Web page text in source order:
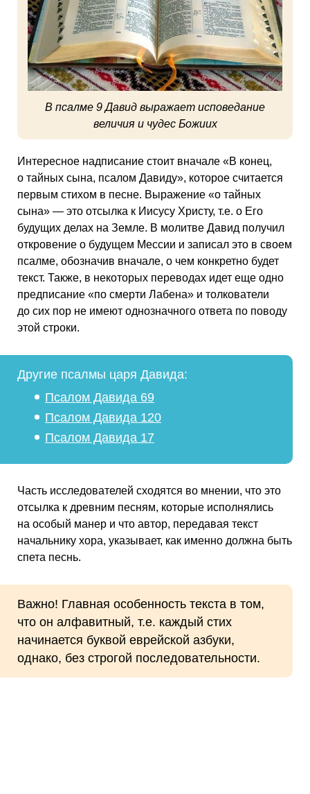
В псалме 9 Давид выражает исповедание
величия и чудес Божиих
Интересное надписание стоит вначале «В конец,
о тайных сына, псалом Давиду», которое считается
первым стихом в песне. Выражение «о тайных
сына» — это отсылка к Иисусу Христу, т.е. о Его
будущих делах на Земле. В молитве Давид получил
откровение о будущем Мессии и записал это в своем
псалме, обозначив вначале, о чем конкретно будет
текст. Также, в некоторых переводах идет еще одно
предписание «по смерти Лабена» и толкователи
до сих пор не имеют однозначного ответа по поводу
этой строки.
Другие псалмы царя Давида:
Псалом Давида 69
Псалом Давида 120
Псалом Давида 17
Часть исследователей сходятся во мнении, что это
отсылка к древним песням, которые исполнялись
на особый манер и что автор, передавая текст
начальнику хора, указывает, как именно должна быть
спета песнь.
Важно! Главная особенность текста в том,
что он алфавитный, т.е. каждый стих
начинается буквой еврейской азбуки,
однако, без строгой последовательности.